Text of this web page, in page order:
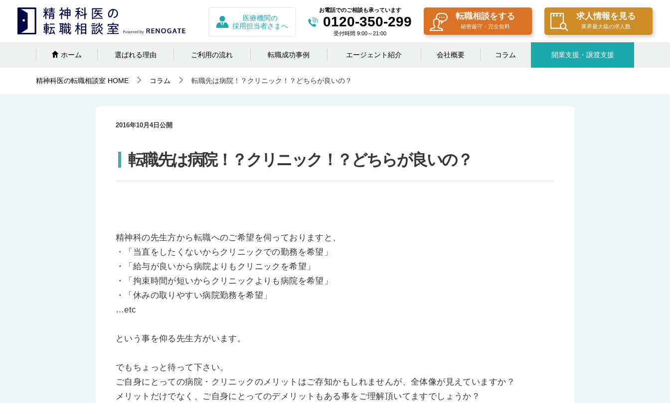
転職相談をする
秘密厳守・完全無料
求人情報を見る
業界最大級の求人数
お電話でのご相談も承っています
0120-350-299
受付時間 9:00～21:00
医療機関の
採用担当者さまへ
ホーム 選ばれる理由 ご利用の流れ 転職成功事例 エージェント紹介 会社概要 コラム 開業支援・譲渡支援
精神科医の転職相談室 HOME コラム 転職先は病院！？クリニック！？どちらが良いの？
2016年10月4日 公開
転職先は病院！？クリニック！？どちらが良いの？
精神科の先生方から転職へのご希望を伺っておりますと、
・「当直をしたくないからクリニックでの勤務を希望」
・「給与が良いから病院よりもクリニックを希望」
・「拘束時間が短いからクリニックよりも病院を希望」
・「休みの取りやすい病院勤務を希望」
…etc
という事を仰る先生方がいます。
でもちょっと待って下さい。
ご自身にとっての病院・クリニックのメリットはご存知かもしれませんが、全体像が見えていますか？
メリットだけでなく、ご自身にとってのデメリットもある事をご理解頂いてますでしょうか？